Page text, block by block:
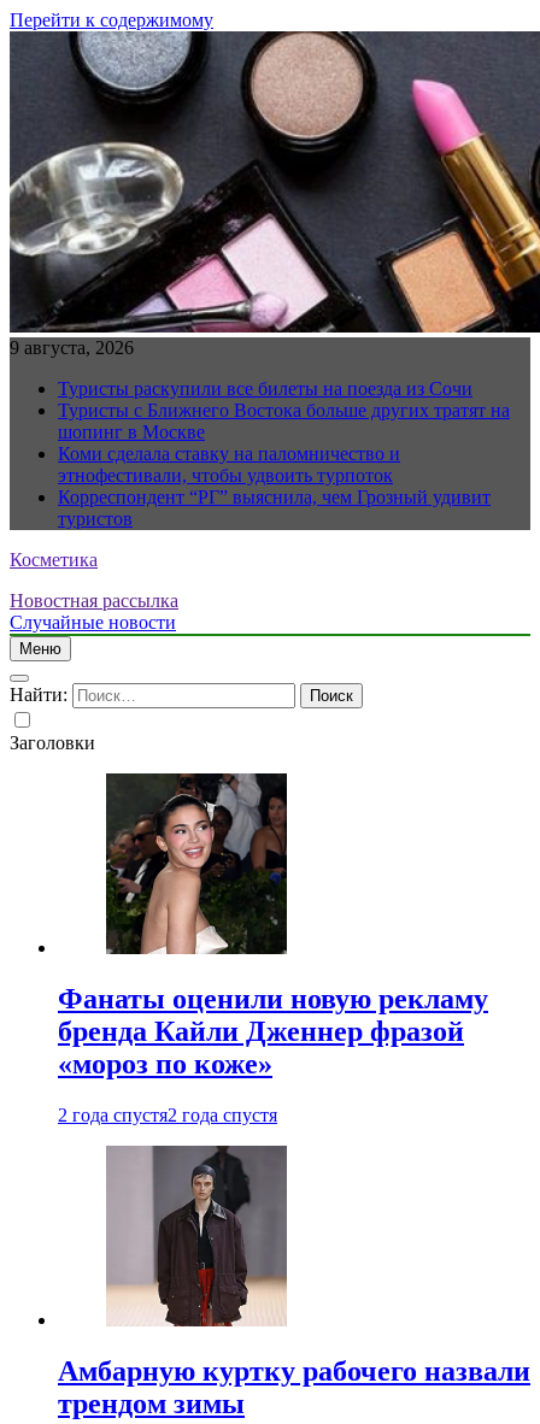
Перейти к содержимому
9 августа, 2026
Туристы раскупили все билеты на поезда из Сочи
Туристы с Ближнего Востока больше других тратят на
шопинг в Москве
Коми сделала ставку на паломничество и
этнофестивали, чтобы удвоить турпоток
Корреспондент “РГ” выяснила, чем Грозный удивит
туристов
Косметика
Новостная рассылка
Случайные новости
Меню
Найти:
Заголовки
Фанаты оценили новую рекламу
бренда Кайли Дженнер фразой
«мороз по коже»
2 года спустя2 года спустя
Амбарную куртку рабочего назвали
трендом зимы